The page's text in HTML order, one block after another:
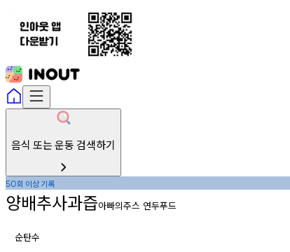
음식 또는 운동 검색하기
50회 이상기록
양배추사과즙아빠의주스 연두푸드
순탄수